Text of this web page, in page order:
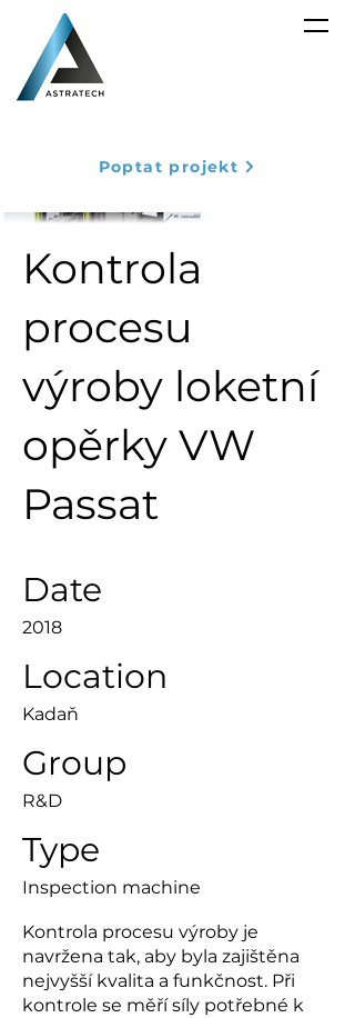
Poptat projekt
Kontrola
procesu
výroby loketní
opěrky VW
Passat
Date
2018
Location
Kadaň
Group
R&D
Type
Inspection machine
Kontrola procesu výroby je
navržena tak, aby byla zajištěna
nejvyšší kvalita a funkčnost. Při
kontrole se měří síly potřebné k